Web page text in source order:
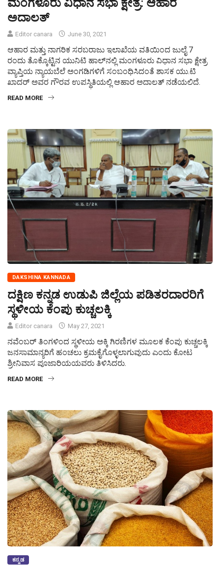
ಅದಾಲತ್
Editor canara June 30, 2021
ಆಹಾರ ಮತ್ತು ನಾಗರಿಕ ಸರಬರಾಜು ಇಲಾಖೆಯ ವತಿಯಿಂದ ಜುಲೈ 7
ರಂದು ತೊಕ್ಕೊಟ್ಟಿನ ಯುನಿಟಿ ಹಾಲ್‍ನಲ್ಲಿ ಮಂಗಳೂರು ವಿಧಾನ ಸಭಾ ಕ್ಷೇತ್ರ
ವ್ಯಾಪ್ತಿಯ ನ್ಯಾಯಬೆಲೆ ಅಂಗಡಿಗಳಿಗೆ ಸಂಬಂಧಿಸಿದಂತೆ ಶಾಸಕ ಯು.ಟಿ
ಖಾದರ್ ಅವರ ಗೌರವ ಉಪಸ್ಥಿತಿಯಲ್ಲಿ ಆಹಾರ ಅದಾಲತ್ ನಡೆಯಲಿದೆ.
READ MORE
DAKSHINA KANNADA
ದಕ್ಷಿಣ ಕನ್ನಡ ಉಡುಪಿ ಜಿಲ್ಲೆಯ ಪಡಿತರದಾರರಿಗೆ
ಸ್ಥಳೀಯ ಕೆಂಪು ಕುಚ್ಚಲಕ್ಕಿ
Editor canara May 27, 2021
ನವೆಂಬರ್ ತಿಂಗಳಿಂದ ಸ್ಥಳೀಯ ಅಕ್ಕಿ ಗಿರಣಿಗಳ ಮೂಲಕ ಕೆಂಪು ಕುಚ್ಚಲಕ್ಕಿ
ಜನಸಾಮಾನ್ಯರಿಗೆ ಹಂಚಲು ಕ್ರಮಕೈಗೊಳ್ಳಲಾಗುವುದು ಎಂದು ಕೋಟ
ಶ್ರೀನಿವಾಸ ಪೂಜಾರಿಯಯವರು ತಿಳಿಸಿದರು.
READ MORE
ಕನ್ನಡ